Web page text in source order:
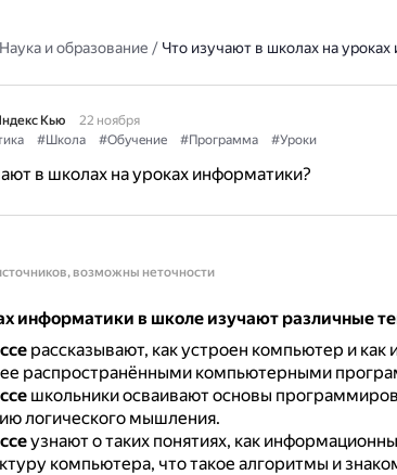
Наука и образование / Что изучают в школах на
Кью
22 ноября
#Школа #Обучение #Программа #Уроки
в школах на уроках информатики?
возможны неточности
информатики в школе изучают различные
рассказывают, как устроен компьютер и как
распространёнными компьютерными
школьники осваивают основы
логического мышления.
узнают о таких понятиях, как
компьютера, что такое алгоритмы и